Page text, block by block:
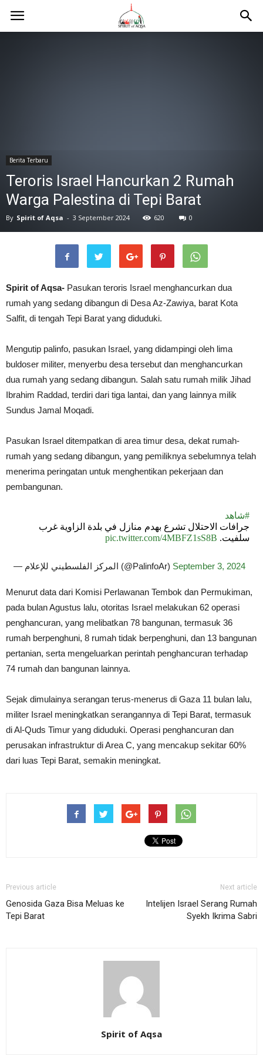
Berita Terbaru
Teroris Israel Hancurkan 2 Rumah
Warga Palestina di Tepi Barat
By Spirit of Aqsa - 3 September 2024 620 0
Spirit of Aqsa- Pasukan teroris Israel menghancurkan dua
rumah yang sedang dibangun di Desa Az-Zawiya, barat Kota
Salfit, di tengah Tepi Barat yang diduduki.
Mengutip palinfo, pasukan Israel, yang didampingi oleh lima
buldoser militer, menyerbu desa tersebut dan menghancurkan
dua rumah yang sedang dibangun. Salah satu rumah milik Jihad
Ibrahim Raddad, terdiri dari tiga lantai, dan yang lainnya milik
Sundus Jamal Moqadi.
Pasukan Israel ditempatkan di area timur desa, dekat rumah-
rumah yang sedang dibangun, yang pemiliknya sebelumnya telah
menerima peringatan untuk menghentikan pekerjaan dan
pembangunan.
#شاهد
جرافات الاحتلال تشرع بهدم منازل في بلدة الزاوية غرب
سلفيت. pic.twitter.com/4MBFZ1sS8B
— المركز الفلسطيني للإعلام (@PalinfoAr) September 3, 2024
Menurut data dari Komisi Perlawanan Tembok dan Permukiman,
pada bulan Agustus lalu, otoritas Israel melakukan 62 operasi
penghancuran, yang melibatkan 78 bangunan, termasuk 36
rumah berpenghuni, 8 rumah tidak berpenghuni, dan 13 bangunan
pertanian, serta mengeluarkan perintah penghancuran terhadap
74 rumah dan bangunan lainnya.
Sejak dimulainya serangan terus-menerus di Gaza 11 bulan lalu,
militer Israel meningkatkan serangannya di Tepi Barat, termasuk
di Al-Quds Timur yang diduduki. Operasi penghancuran dan
perusakan infrastruktur di Area C, yang mencakup sekitar 60%
dari luas Tepi Barat, semakin meningkat.
Previous article
Genosida Gaza Bisa Meluas ke
Tepi Barat
Next article
Intelijen Israel Serang Rumah
Syekh Ikrima Sabri
Spirit of Aqsa